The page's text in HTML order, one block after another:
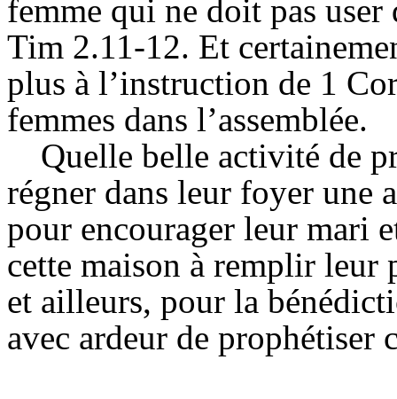
femme qui ne doit pas user
Tim 2.11-12. Et
plus à l’instruction de 1
femmes dans l’assemblée.
Quelle belle activité de
régner dans leur foyer une
pour encourager leur mari
cette maison à remplir leur
et ailleurs, pour la
avec ardeur de